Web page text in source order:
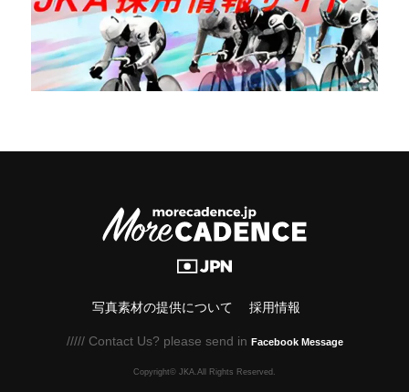
写真素材の提供について 採用情報
///// Contact Us? please send in Facebook Message
Copyright© JKA.All Rights Reserved.